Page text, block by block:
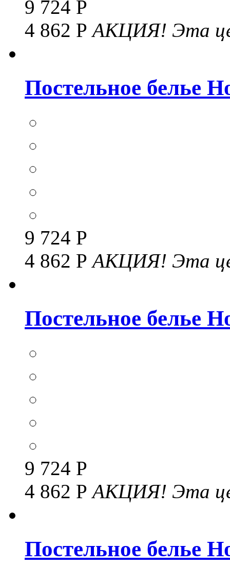
9 724 Р
4 862 РАКЦИЯ! Эта
Постельное белье
9 724 Р
4 862 РАКЦИЯ! Эта
Постельное белье
9 724 Р
4 862 РАКЦИЯ! Эта
Постельное белье